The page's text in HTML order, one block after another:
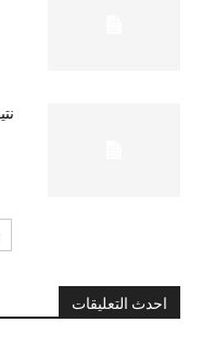
احدث التعليقات